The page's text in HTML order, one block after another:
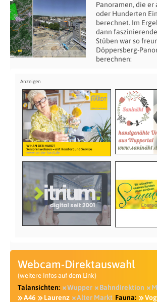
Panoramen, die er
oder Hunderten
berechnet. Im
dann
Stüben war so
Döppersberg-
berechnen:
Webcam-Direktauswahl
(weitere Infos auf dem Link)
Talansichten: Wupper Bahndirektion
A46
Laurenz Alter Markt Fauna: